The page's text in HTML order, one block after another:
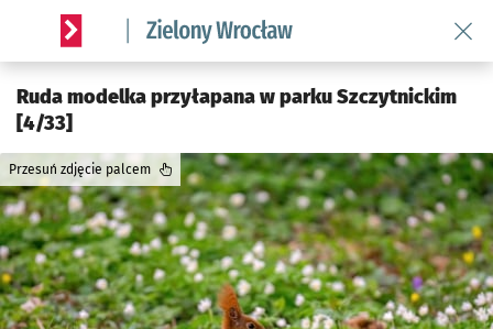
Serwis informacyjny wroclaw.pl podserwis: Środowisko we
Ruda modelka przyłapana w parku Szczytnickim
[4/33]
Przesuń zdjęcie palcem